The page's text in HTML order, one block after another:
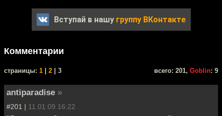
Вступай в нашу группу ВКонтакте
Комментарии
cтраницы: 1 2 | 3 всего: 201, Goblin: 9
antiparadise »
#201 | 11.01.09 16:22